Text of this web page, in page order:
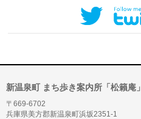
新温泉町 まち歩き案内所「松籟庵」
〒669-6702
兵庫県美方郡新温泉町浜坂2351-1